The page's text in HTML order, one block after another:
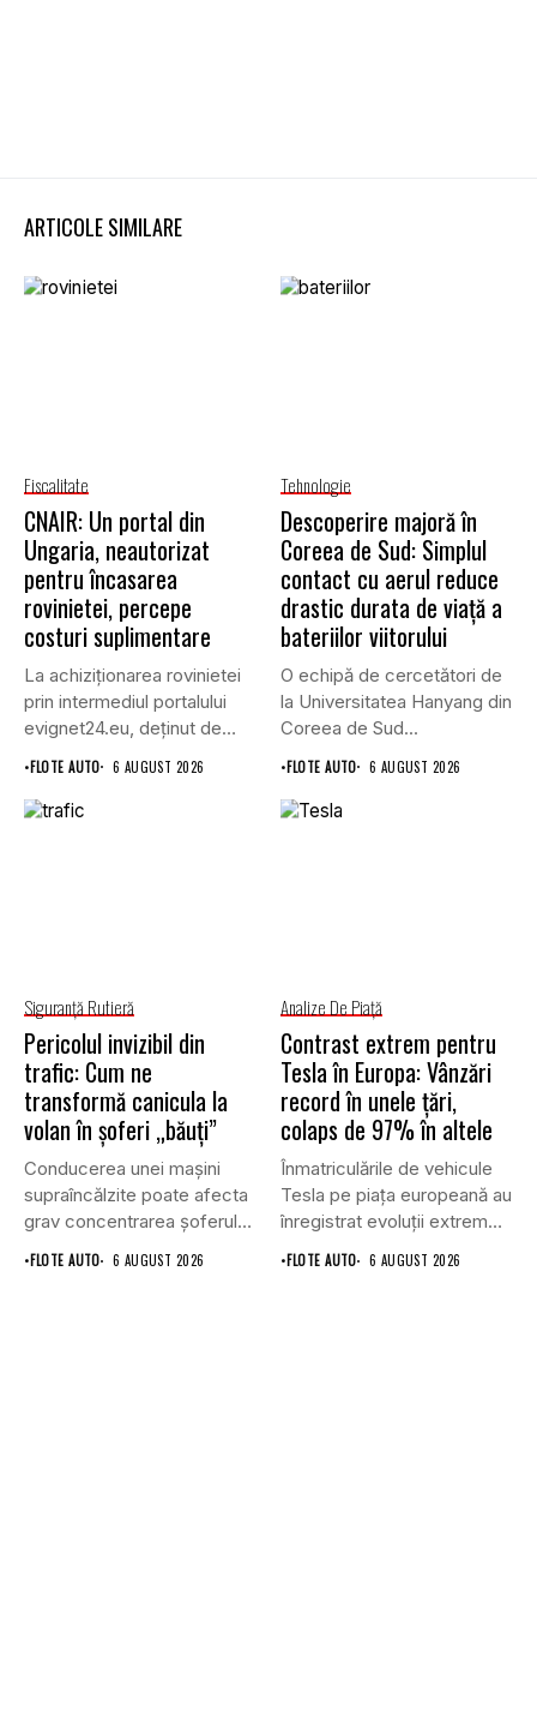
ARTICOLE SIMILARE
Fiscalitate
CNAIR: Un portal din
Ungaria, neautorizat
pentru încasarea
rovinietei, percepe
costuri suplimentare
La achiziționarea rovinietei
prin intermediul portalului
evignet24.eu, deținut de
Enternova Kft. din...
•FLOTE AUTO 6 AUGUST 2026
Tehnologie
Descoperire majoră în
Coreea de Sud: Simplul
contact cu aerul reduce
drastic durata de viață a
bateriilor viitorului
O echipă de cercetători de
la Universitatea Hanyang din
Coreea de Sud...
•FLOTE AUTO 6 AUGUST 2026
Siguranţă Rutieră
Pericolul invizibil din
trafic: Cum ne
transformă canicula la
volan în șoferi „băuți”
Conducerea unei mașini
supraîncălzite poate afecta
grav concentrarea șoferului
și poate crește...
•FLOTE AUTO 6 AUGUST 2026
Analize De Piață
Contrast extrem pentru
Tesla în Europa: Vânzări
record în unele țări,
colaps de 97% în altele
Înmatriculările de vehicule
Tesla pe piața europeană au
înregistrat evoluții extrem
de...
•FLOTE AUTO 6 AUGUST 2026